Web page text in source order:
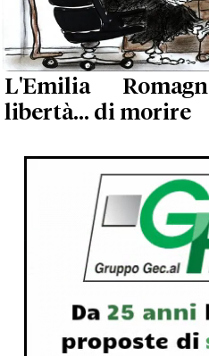
L'Emilia
libertà... di morire